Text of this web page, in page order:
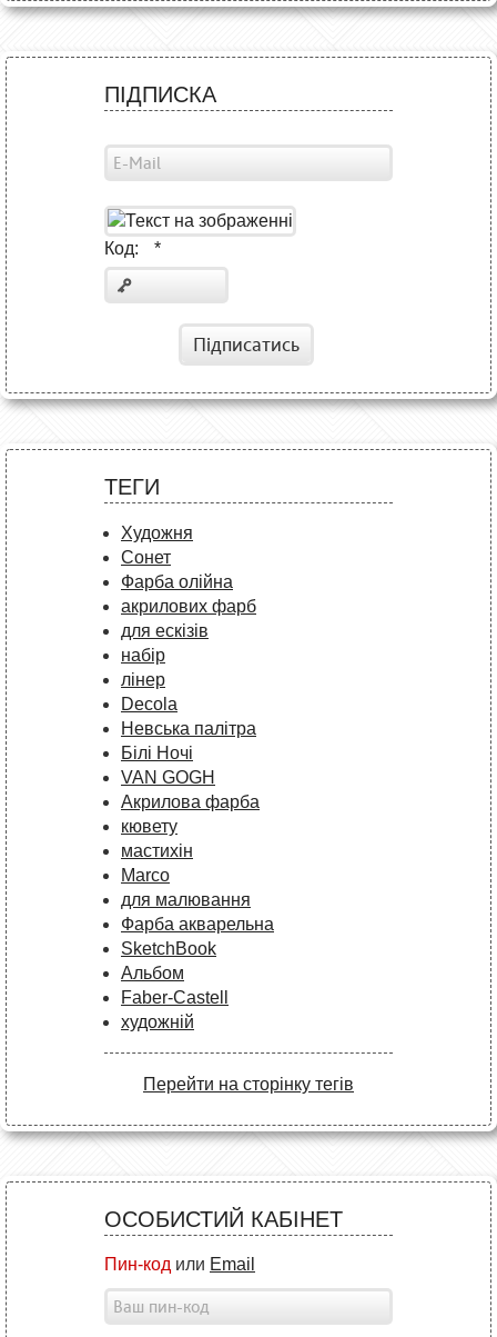
ПІДПИСКА
Код: *
Підписатись
ТЕГИ
Художня
Сонет
Фарба олійна
акрилових фарб
для ескізів
набір
лінер
Decola
Невська палітра
Білі Ночі
VAN GOGH
Акрилова фарба
кювету
мастихін
Marco
для малювання
Фарба акварельна
SketchBook
Альбом
Faber-Castell
художній
Перейти на сторінку тегів
ОСОБИСТИЙ КАБІНЕТ
Пин-код или Email